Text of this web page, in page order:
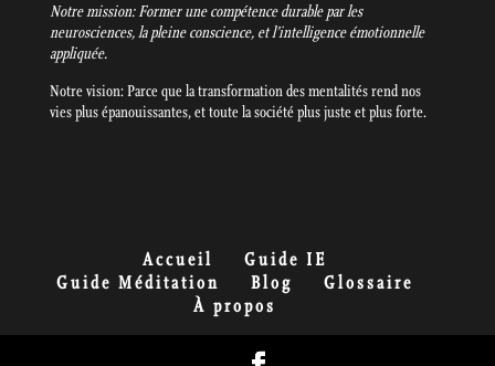
Notre mission: Former une compétence durable par les
neurosciences, la pleine conscience, et l’intelligence émotionnelle
appliquée.
Notre vision: Parce que la transformation des mentalités rend nos
vies plus épanouissantes, et toute la société plus juste et plus forte.
Accueil
Guide IE
Guide Méditation
Blog
Glossaire
À propos